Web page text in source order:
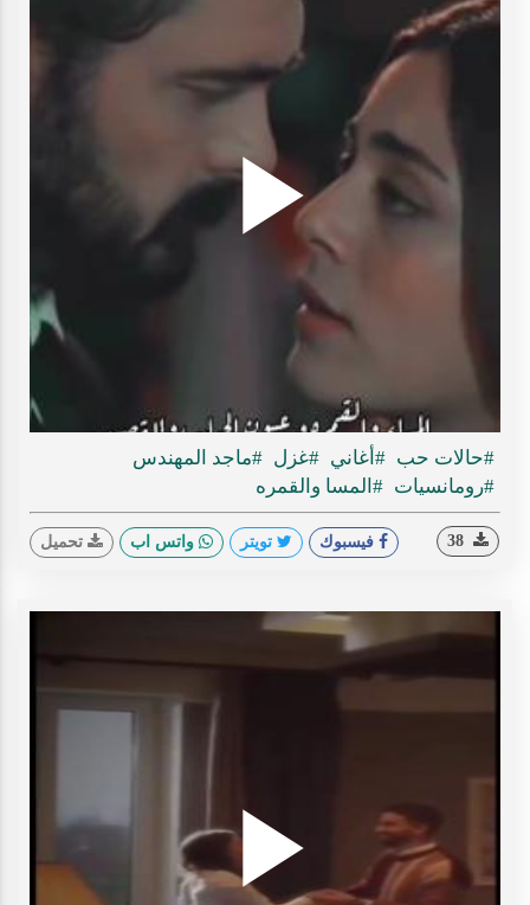
Play
#حالات حب #أغاني #غزل #ماجد المهندس
#رومانسيات #المسا والقمره
فيسبوك تويتر واتس اب تحميل